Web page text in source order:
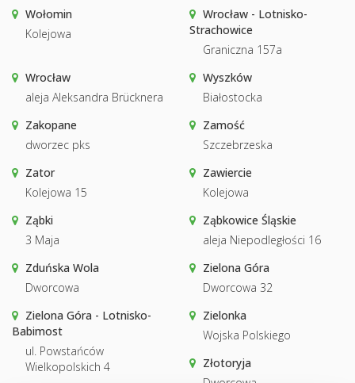
Wołomin
Kolejowa
Wrocław - Lotnisko-
Strachowice
Graniczna 157a
Wrocław
aleja Aleksandra Brücknera
Wyszków
Białostocka
Zakopane
dworzec pks
Zamość
Szczebrzeska
Zator
Kolejowa 15
Zawiercie
Kolejowa
Ząbki
3 Maja
Ząbkowice Śląskie
aleja Niepodległości 16
Zduńska Wola
Dworcowa
Zielona Góra
Dworcowa 32
Zielona Góra - Lotnisko-
Babimost
ul. Powstańców
Wielkopolskich 4
Zielonka
Wojska Polskiego
Złotoryja